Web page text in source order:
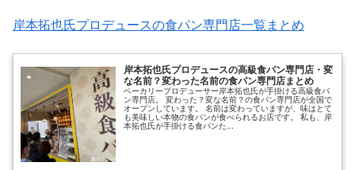
岸本拓也氏プロデュースの食パン専門店一覧まとめ
岸本拓也氏プロデュースの高級食パン専門店・変
な名前？変わった名前の食パン専門店まとめ
ベーカリープロデューサー岸本拓也氏が手掛ける高級食パ
ン専門店。 変わった？変な名前？の食パン専門店が全国で
オープンしています。 名前は変わっていますが、味はとて
も美味しい本物の食パンが食べられるお店です。 私も、岸
本拓也氏が手掛ける食パンた...